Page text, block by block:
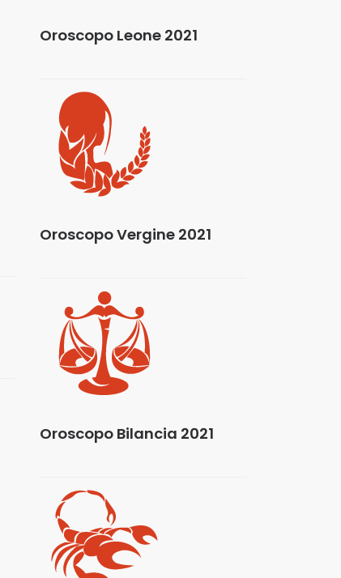
Oroscopo Leone 2021
Oroscopo Vergine 2021
Oroscopo Bilancia 2021